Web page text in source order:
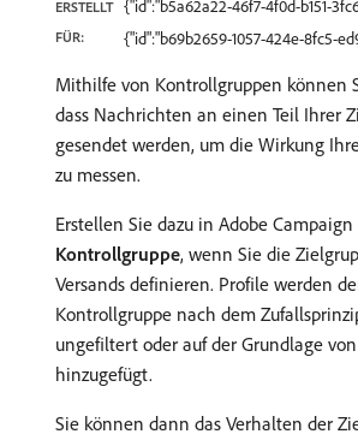
ERSTELLT
FÜR:
{"id":"b5a62a22-46f7-4f0d-b151-
{"id":"b69b2659-1057-424e-8fc5-
Mithilfe von Kontrollgruppen können
dass Nachrichten an einen Teil Ihrer
gesendet werden, um die Wirkung
zu messen.
Erstellen Sie dazu in Adobe
Kontrollgruppe, wenn Sie die
Versands definieren. Profile werden
Kontrollgruppe nach dem
ungefiltert oder auf der Grundlage
hinzugefügt.
Sie können dann das Verhalten der